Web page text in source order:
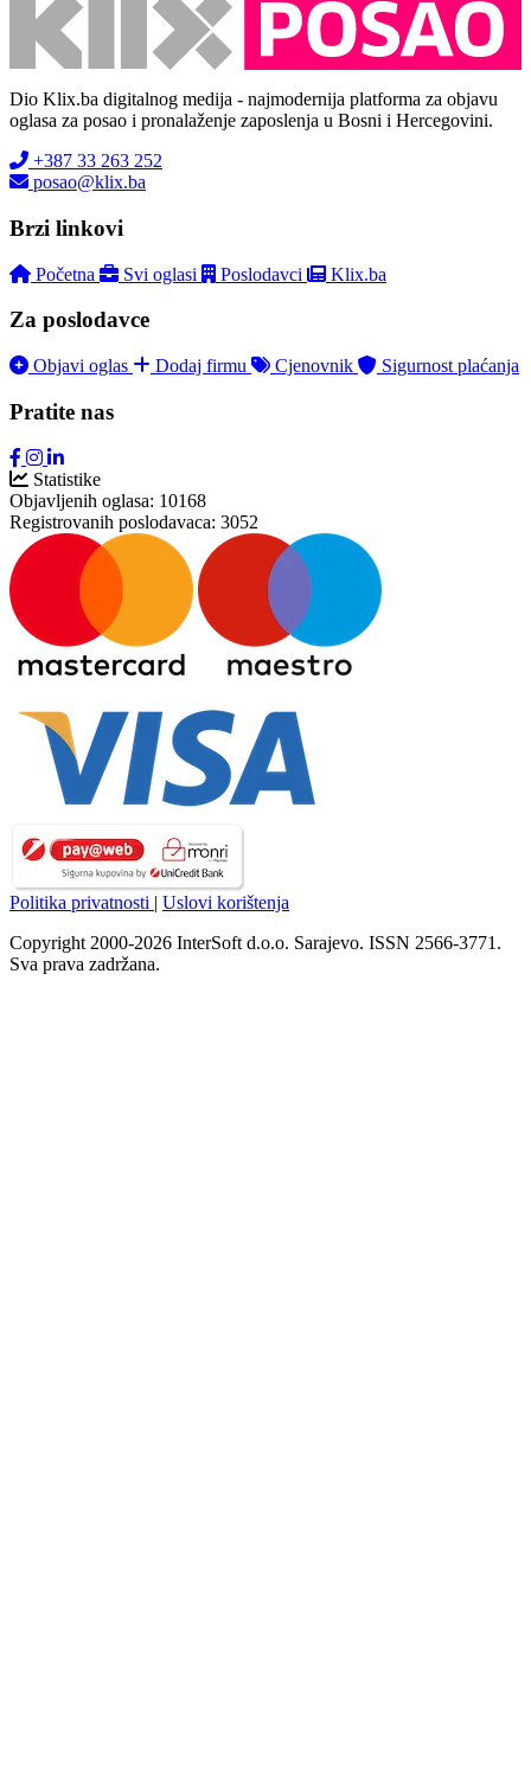
Dio Klix.ba digitalnog medija - najmodernija platforma za objavu
oglasa za posao i pronalaženje zaposlenja u Bosni i Hercegovini.
+387 33 263 252
posao@klix.ba
Brzi linkovi
Početna Svi oglasi Poslodavci Klix.ba
Za poslodavce
Objavi oglas Dodaj firmu Cjenovnik Sigurnost plaćanja
Pratite nas
Statistike
Objavljenih oglasa: 10168
Registrovanih poslodavaca: 3052
Politika privatnosti | Uslovi korištenja
Copyright 2000-2026 InterSoft d.o.o. Sarajevo. ISSN 2566-3771.
Sva prava zadržana.